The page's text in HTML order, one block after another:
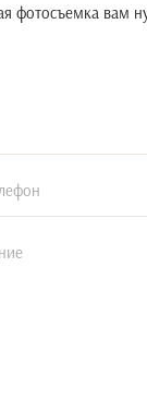
фотосъемка вам